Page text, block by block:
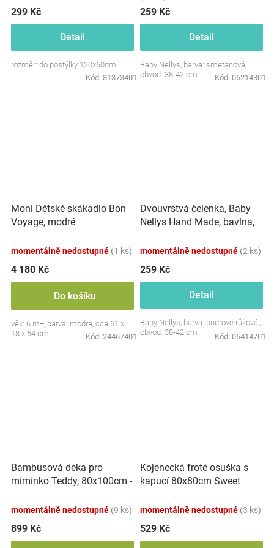
299 Kč
Detail
rozměr: do postýlky 120x60cm
Kód: 81373401
259 Kč
Detail
Baby Nellys, barva: smetanová,
obvod: 38-42 cm
Kód: 05214301
Moni Dětské skákadlo Bon
Voyage, modré
momentálně nedostupné (1 ks)
4 180 Kč
Do košíku
věk: 6 m+, barva: modrá, cca 61 x
18 x 64 cm
Kód: 24467401
Dvouvrstvá čelenka, Baby
Nellys Hand Made, bavlna,
růžová, 80/98
momentálně nedostupné (2 ks)
259 Kč
Detail
Baby Nellys, barva: pudrově růžová,,
obvod: 38-42 cm
Kód: 05414701
Bambusová deka pro
miminko Teddy, 80x100cm -
momentálně nedostupné (9 ks)
899 Kč
Kojenecká froté osuška s
kapucí 80x80cm Sweet
momentálně nedostupné (3 ks)
529 Kč